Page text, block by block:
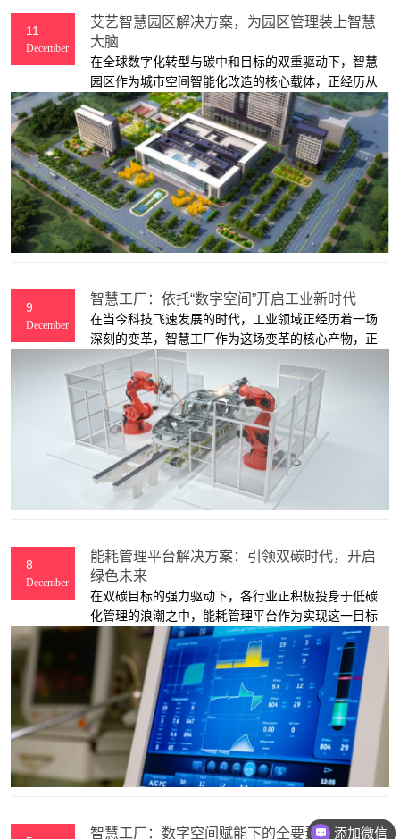
11
December
艾艺智慧园区解决方案，为园区管理装上智慧
大脑
在全球数字化转型与碳中和目标的双重驱动下，智慧
园区作为城市空间智能化改造的核心载体，正经历从
技术集成到生态重构的深刻变革。园区不仅是产业集
聚的物理空间，更成为推动经济高质量发展、实现绿
色低碳转型的关键节点
9
December
智慧工厂：依托“数字空间”开启工业新时代
在当今科技飞速发展的时代，工业领域正经历着一场
深刻的变革，智慧工厂作为这场变革的核心产物，正
逐渐成为工业发展的新方向。让我们一同走进这个依
托“数字空间”高效管理的工业新世界。
8
December
能耗管理平台解决方案：引领双碳时代，开启
绿色未来
在双碳目标的强力驱动下，各行业正积极投身于低碳
化管理的浪潮之中，能耗管理平台作为实现这一目标
的关键工具，正发挥着愈发重要的作用。然而，当前
许多行业在能耗管理方面仍面临着诸多棘手的问题。
智慧工厂：数字空间赋能下的全要素高效管理
咨询报价